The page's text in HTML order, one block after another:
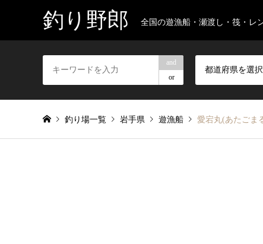
釣り野郎 全国の遊漁船・瀬渡し・筏・レ
and
or
都道府県を選択
釣り場一覧 岩手県 遊漁船 愛宕丸(あたごま